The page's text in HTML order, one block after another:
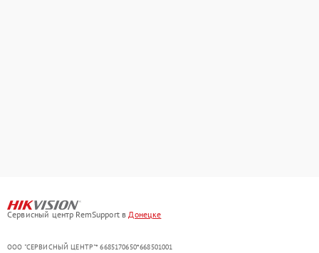
Сервисный центр RemSupport вДонецке
ООО "СЕРВИСНЫЙ ЦЕНТР"* 6685170650*668501001